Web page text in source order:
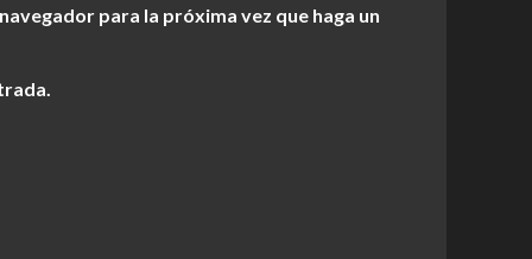
para la próxima vez que haga un